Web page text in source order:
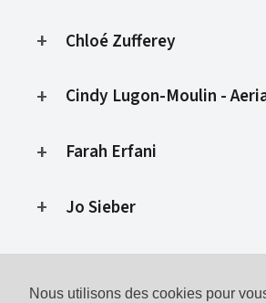
Nous utilisons des cookies pour
Chloé Zufferey
Cindy Lugon-Moulin -
Farah Erfani
Jo Sieber
L'Oncle Pi